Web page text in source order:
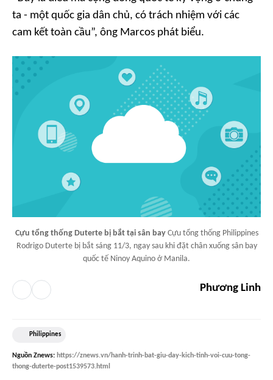
ta - một quốc gia dân chủ, có trách nhiệm với các
cam kết toàn cầu”, ông Marcos phát biểu.
Cựu tổng thống Duterte bị bắt tại sân bayCựu tổng thống Philippines
Rodrigo Duterte bị bắt sáng 11/3, ngay sau khi đặt chân xuống sân bay
quốc tế Ninoy Aquino ở Manila.
Phương Linh
Philippines
Nguồn Znews: https://znews.vn/hanh-trinh-bat-giu-day-kich-tinh-voi-cuu-tong-
thong-duterte-post1539573.html